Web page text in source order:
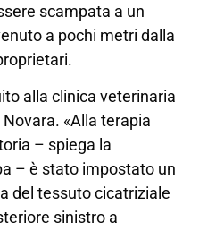
scampata a un
a pochi metri dalla
alla clinica veterinaria
«Alla terapia
– spiega la
– è stato impostato un
del tessuto cicatriziale
sinistro a